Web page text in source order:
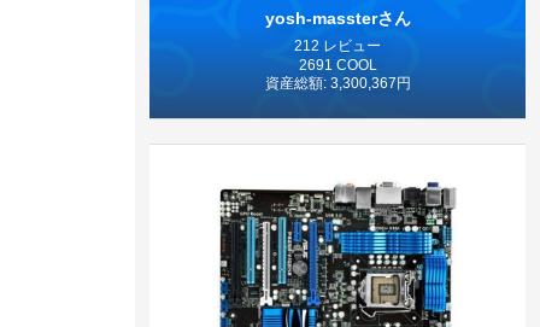
yosh-massterさん
212 レビュー
2691 COOL
資産総額: 3,300,367円